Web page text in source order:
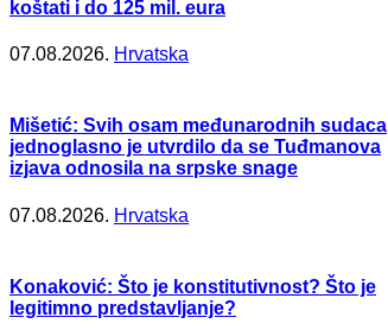
koštati i do 125 mil. eura
07.08.2026. Hrvatska
Mišetić: Svih osam međunarodnih sudaca
jednoglasno je utvrdilo da se Tuđmanova
izjava odnosila na srpske snage
07.08.2026. Hrvatska
Konaković: Što je konstitutivnost? Što je
legitimno predstavljanje?